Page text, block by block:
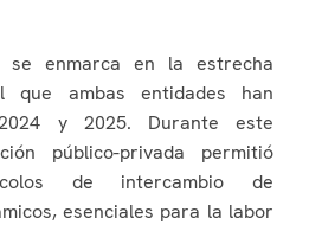
se enmarca en la estrecha
que ambas entidades han
y 2025. Durante este
público-privada permitió
de intercambio de
esenciales para la labor